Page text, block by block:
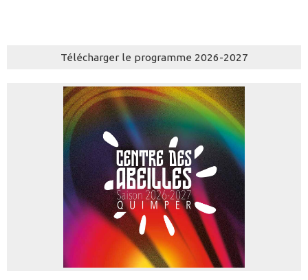
Télécharger le programme 2026-2027